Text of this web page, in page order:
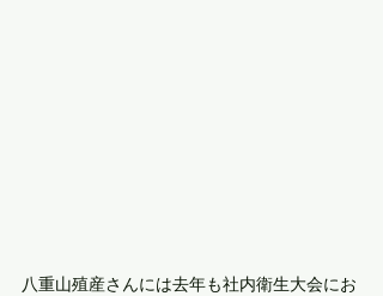
八重山殖産さんには去年も社内衛生大会にお